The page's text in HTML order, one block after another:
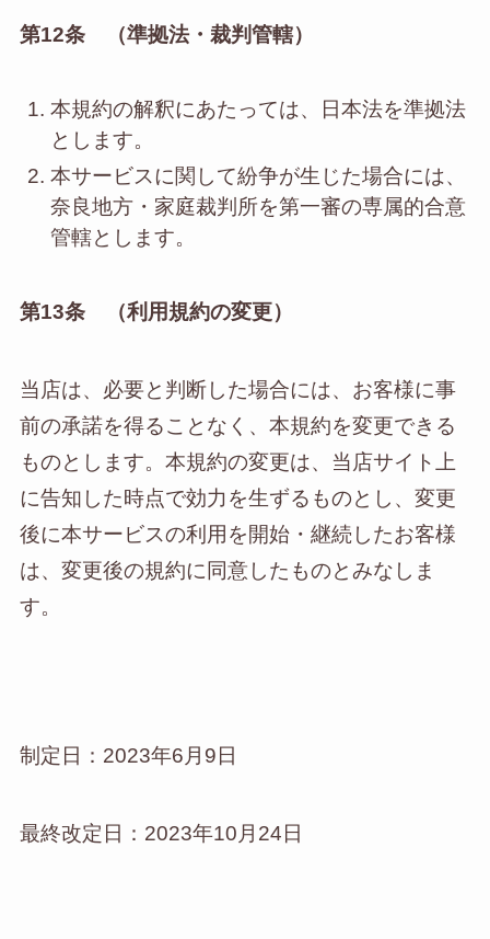
第12条 （準拠法・裁判管轄）
本規約の解釈にあたっては、日本法を準拠法
とします。
本サービスに関して紛争が生じた場合には、
奈良地方・家庭裁判所を第一審の専属的合意
管轄とします。
第13条 （利用規約の変更）
当店は、必要と判断した場合には、お客様に事
前の承諾を得ることなく、本規約を変更できる
ものとします。本規約の変更は、当店サイト上
に告知した時点で効力を生ずるものとし、変更
後に本サービスの利用を開始・継続したお客様
は、変更後の規約に同意したものとみなしま
す。
制定日：2023年6月9日
最終改定日：2023年10月24日